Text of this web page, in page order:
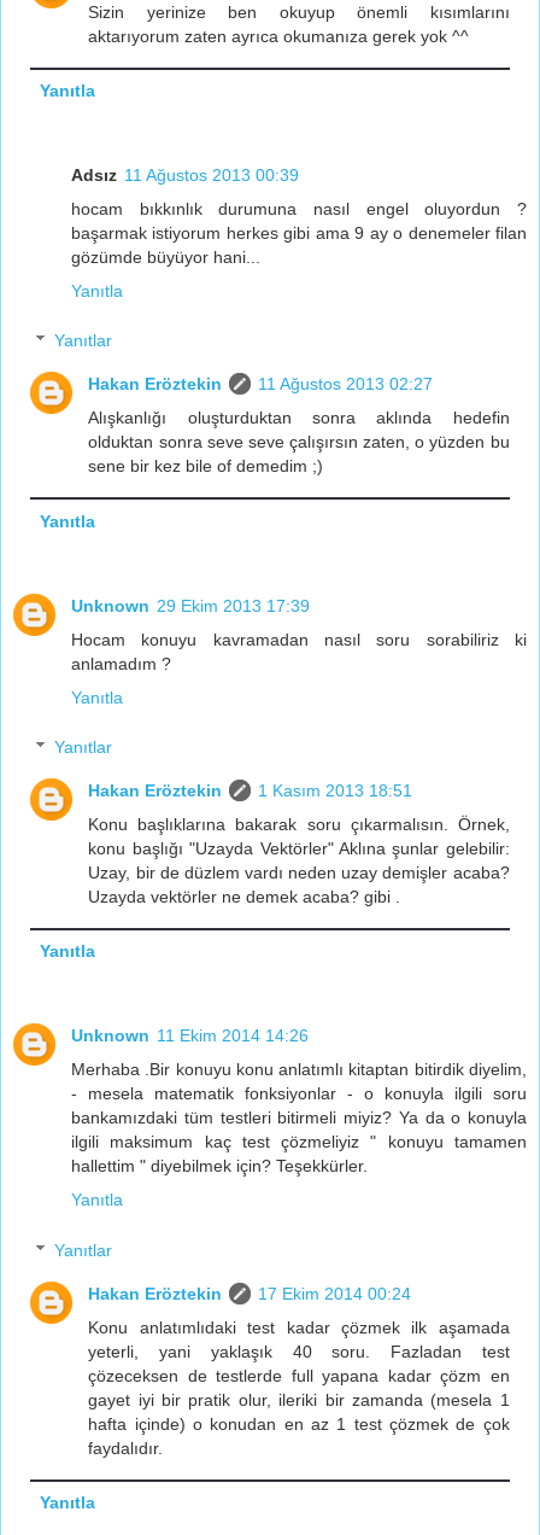
Sizin yerinize ben okuyup önemli kısımlarını
aktarıyorum zaten ayrıca okumanıza gerek yok ^^
Yanıtla
Adsız 11 Ağustos 2013 00:39
hocam bıkkınlık durumuna nasıl engel oluyordun ?
başarmak istiyorum herkes gibi ama 9 ay o denemeler filan
gözümde büyüyor hani...
Yanıtla
Yanıtlar
Hakan Eröztekin
11 Ağustos 2013 02:27
Alışkanlığı oluşturduktan sonra aklında hedefin
olduktan sonra seve seve çalışırsın zaten, o yüzden bu
sene bir kez bile of demedim ;)
Yanıtla
Unknown 29 Ekim 2013 17:39
Hocam konuyu kavramadan nasıl soru sorabiliriz ki
anlamadım ?
Yanıtla
Yanıtlar
Hakan Eröztekin
1 Kasım 2013 18:51
Konu başlıklarına bakarak soru çıkarmalısın. Örnek,
konu başlığı "Uzayda Vektörler" Aklına şunlar gelebilir:
Uzay, bir de düzlem vardı neden uzay demişler acaba?
Uzayda vektörler ne demek acaba? gibi .
Yanıtla
Unknown 11 Ekim 2014 14:26
Merhaba .Bir konuyu konu anlatımlı kitaptan bitirdik diyelim,
- mesela matematik fonksiyonlar - o konuyla ilgili soru
bankamızdaki tüm testleri bitirmeli miyiz? Ya da o konuyla
ilgili maksimum kaç test çözmeliyiz " konuyu tamamen
hallettim " diyebilmek için? Teşekkürler.
Yanıtla
Yanıtlar
Hakan Eröztekin
17 Ekim 2014 00:24
Konu anlatımlıdaki test kadar çözmek ilk aşamada
yeterli, yani yaklaşık 40 soru. Fazladan test
çözeceksen de testlerde full yapana kadar çözm en
gayet iyi bir pratik olur, ileriki bir zamanda (mesela 1
hafta içinde) o konudan en az 1 test çözmek de çok
faydalıdır.
Yanıtla